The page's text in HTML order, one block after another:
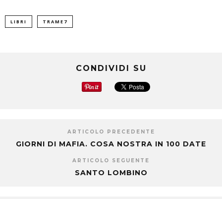
LIBRI TRAME7
CONDIVIDI SU
ARTICOLO PRECEDENTE
GIORNI DI MAFIA. COSA NOSTRA IN 100 DATE
ARTICOLO SEGUENTE
SANTO LOMBINO